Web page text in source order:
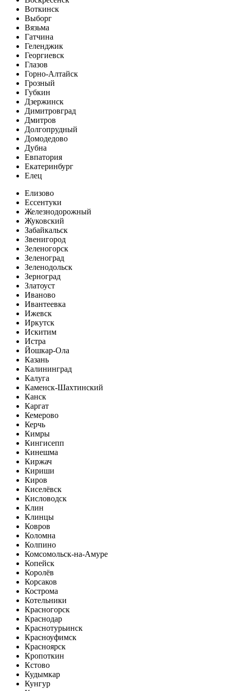
Воткинск
Выборг
Вязьма
Гатчина
Геленджик
Георгиевск
Глазов
Горно-Алтайск
Грозный
Губкин
Дзержинск
Димитровград
Дмитров
Долгопрудный
Домодедово
Дубна
Евпатория
Екатеринбург
Елец
Елизово
Ессентуки
Железнодорожный
Жуковский
Забайкальск
Звенигород
Зеленогорск
Зеленоград
Зеленодольск
Зерноград
Златоуст
Иваново
Ивантеевка
Ижевск
Иркутск
Искитим
Истра
Йошкар-Ола
Казань
Калининград
Калуга
Каменск-Шахтинский
Канск
Каргат
Кемерово
Керчь
Кимры
Кингисепп
Кинешма
Киржач
Кириши
Киров
Киселёвск
Кисловодск
Клин
Клинцы
Ковров
Коломна
Колпино
Комсомольск-на-Амуре
Копейск
Королёв
Корсаков
Кострома
Котельники
Красногорск
Краснодар
Краснотурьинск
Красноуфимск
Красноярск
Кропоткин
Кстово
Кудымкар
Кунгур